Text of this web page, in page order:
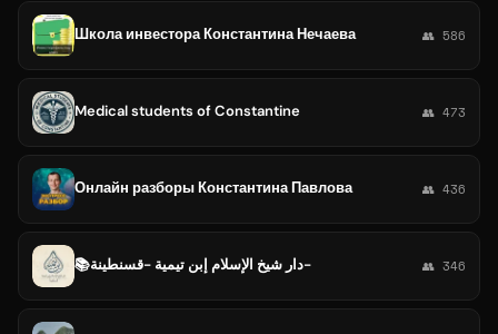
Школа инвестора Константина Нечаева 👥 586
Medical students of Constantine 👥 473
Онлайн разборы Константина Павлова 👥 436
📚دار شيخ الإسلام إبن تيمية -قسنطينة- 👥 346